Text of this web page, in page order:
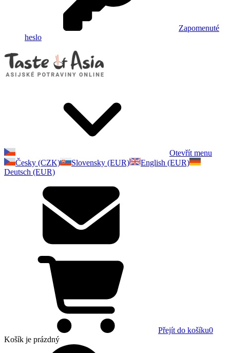
Zapomenuté
heslo
Otevřít menu
Česky (CZK)
Slovensky (EUR)
English (EUR)
Deutsch (EUR)
Přejít do košíku0
Košík je prázdný